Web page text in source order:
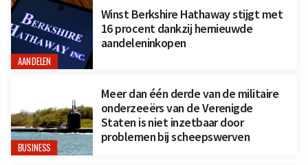
AANDELEN
Winst Berkshire Hathaway stijgt met
16 procent dankzij hernieuwde
aandeleninkopen
BUSINESS
Meer dan één derde van de militaire
onderzeeërs van de Verenigde
Staten is niet inzetbaar door
problemen bij scheepswerven